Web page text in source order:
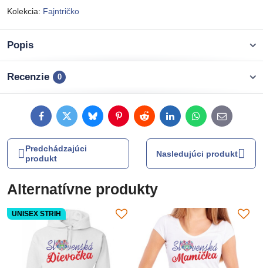
Kolekcia: Fajntričko
Popis
Recenzie 0
FacebookTwitterBlueskyPinterestRedditLinkedInWhatsApp
E-
mail
Predchádzajúci
produkt
Nasledujúci produkt
Alternatívne produkty
UNISEX STRIH